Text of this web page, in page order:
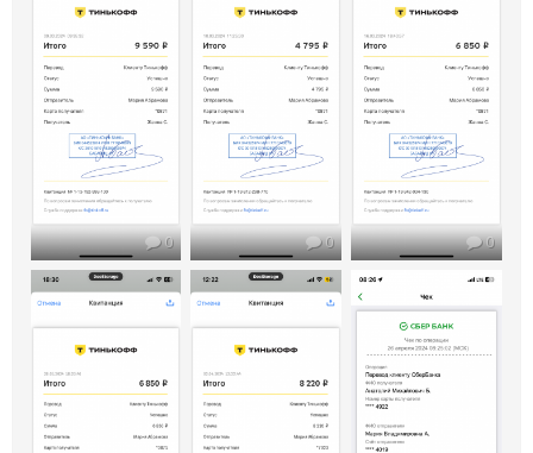
0 0 0